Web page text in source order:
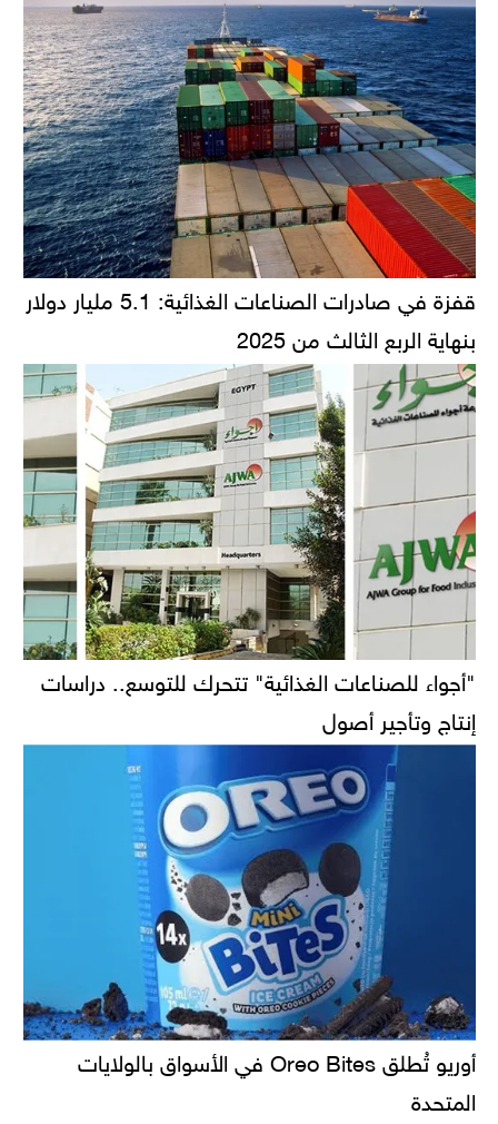
قفزة في صادرات الصناعات الغذائية: 5.1 مليار دولار
بنهاية الربع الثالث من 2025
"أجواء للصناعات الغذائية" تتحرك للتوسع.. دراسات
إنتاج وتأجير أصول
أوريو تُطلق Oreo Bites في الأسواق بالولايات
المتحدة